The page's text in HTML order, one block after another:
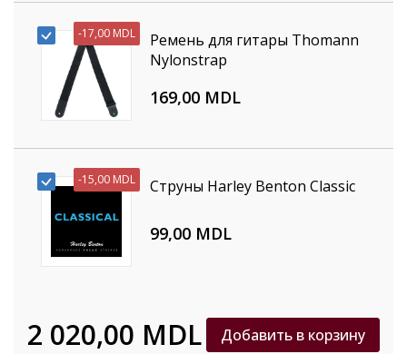
-17,00 MDL
Ремень для гитары Thomann
Nylonstrap
169,00 MDL
-15,00 MDL Струны Harley Benton Classic
99,00 MDL
2 020,00 MDL Добавить в корзину